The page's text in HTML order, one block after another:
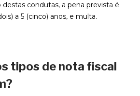
destas condutas, a pena prevista é
a 5 (cinco) anos, e multa.
tipos de nota fiscal